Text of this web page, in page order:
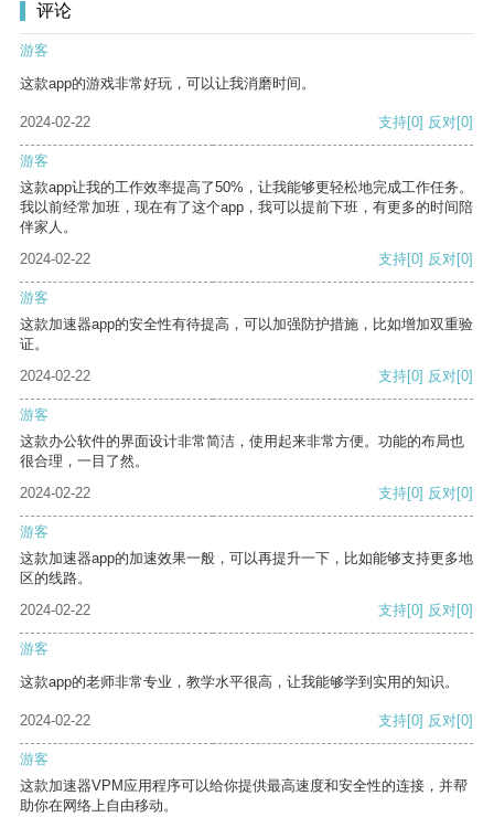
评论
游客
这款app的游戏非常好玩，可以让我消磨时间。
2024-02-22 支持[0] 反对[0]
游客
这款app让我的工作效率提高了50%，让我能够更轻松地完成工作任务。
我以前经常加班，现在有了这个app，我可以提前下班，有更多的时间陪
伴家人。
2024-02-22
支持[0] 反对[0]
游客
这款加速器app的安全性有待提高，可以加强防护措施，比如增加双重验
证。
2024-02-22
支持[0] 反对[0]
游客
这款办公软件的界面设计非常简洁，使用起来非常方便。功能的布局也
很合理，一目了然。
2024-02-22
支持[0] 反对[0]
游客
这款加速器app的加速效果一般，可以再提升一下，比如能够支持更多地
区的线路。
2024-02-22
支持[0] 反对[0]
游客
这款app的老师非常专业，教学水平很高，让我能够学到实用的知识。
2024-02-22 支持[0] 反对[0]
游客
这款加速器VPM应用程序可以给你提供最高速度和安全性的连接，并帮
助你在网络上自由移动。